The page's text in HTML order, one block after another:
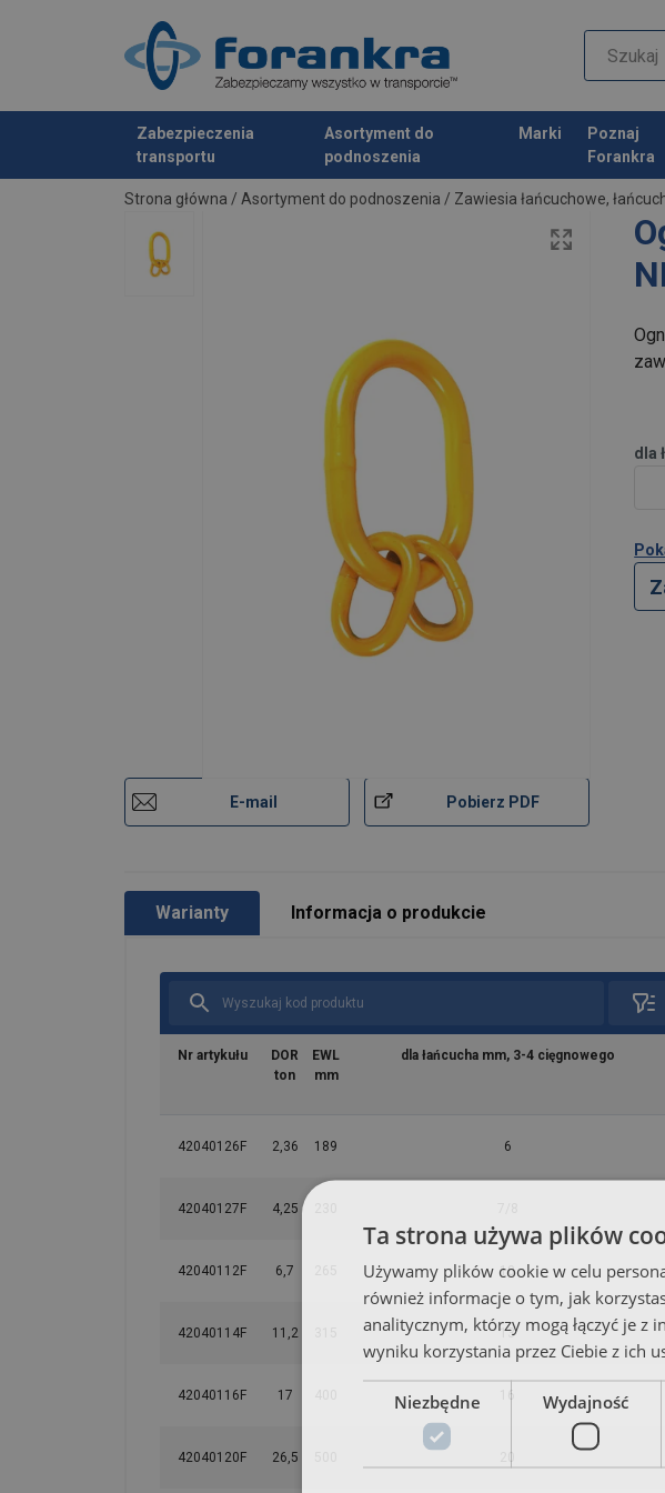
Zabezpieczenia
transportu
Asortyment do
podnoszenia
Marki
Poznaj
Forankra
Dodano do zapytania
Strona główna / Asortyment do podnoszenia / Zawiesia łańcuchowe,
E-mail Pobierz PDF
dla
Warianty Informacja o produkcie
Nr artykułu
DOR
ton
EWL
mm
dla łańcucha mm, 3-4 cięgnowego
42040126F 2,36 189 6
42040127F 4,25
42040112F 6,7 10
42040114F 11,2 13
42040116F 17
42040120F 26,5
Zakres temperatur:
Ta strona używa plików
Używamy plików cookie w celu
również informacje o tym, jak
analitycznym, którzy mogą łączyć je
wyniku korzystania przez Ciebie z ich
Niezbędne Wydajność